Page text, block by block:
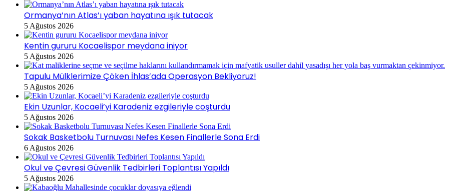
Ormanya’nın Atlas’ı yaban hayatına ışık tutacak
5 Ağustos 2026
Kentin gururu Kocaelispor meydana iniyor
5 Ağustos 2026
Tapulu Mülklerimize Çöken İhlas’ada Operasyon Bekliyoruz!
5 Ağustos 2026
Ekin Uzunlar, Kocaeli’yi Karadeniz ezgileriyle coşturdu
5 Ağustos 2026
Sokak Basketbolu Turnuvası Nefes Kesen Finallerle Sona Erdi
6 Ağustos 2026
Okul ve Çevresi Güvenlik Tedbirleri Toplantısı Yapıldı
5 Ağustos 2026